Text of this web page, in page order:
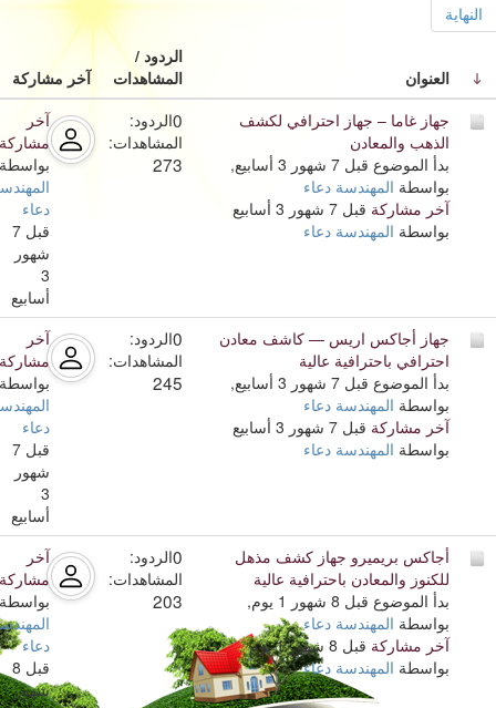
النهاية
العنوان
الردود /
المشاهدات
آخر مشاركة
جهاز غاما – جهاز احترافي لكشف
الذهب والمعادن
بدأ الموضوع قبل 7 شهور 3 أسابيع,
بواسطة المهندسة دعاء
آخر مشاركة قبل 7 شهور 3 أسابيع
بواسطة المهندسة دعاء
الردود:0
المشاهدات:
273
آخر
مشاركة
بواسطة
دعاء
قبل 7
شهور
3
أسابيع
جهاز أجاكس اريس — كاشف معادن
احترافي باحترافية عالية
بدأ الموضوع قبل 7 شهور 3 أسابيع,
بواسطة المهندسة دعاء
آخر مشاركة قبل 7 شهور 3 أسابيع
بواسطة المهندسة دعاء
الردود:0
المشاهدات:
245
آخر
مشاركة
بواسطة
دعاء
قبل 7
شهور
3
أسابيع
أجاكس بريميرو جهاز كشف مذهل
للكنوز والمعادن باحترافية عالية
بدأ الموضوع قبل 8 شهور 1 يوم,
بواسطة المهندسة دعاء
آخر مشاركة قبل 8 شهور 1 يوم
بواسطة المهندسة دعاء
الردود:0
المشاهدات:
203
آخر
مشاركة
بواسطة
دعاء
قبل 8
شهور